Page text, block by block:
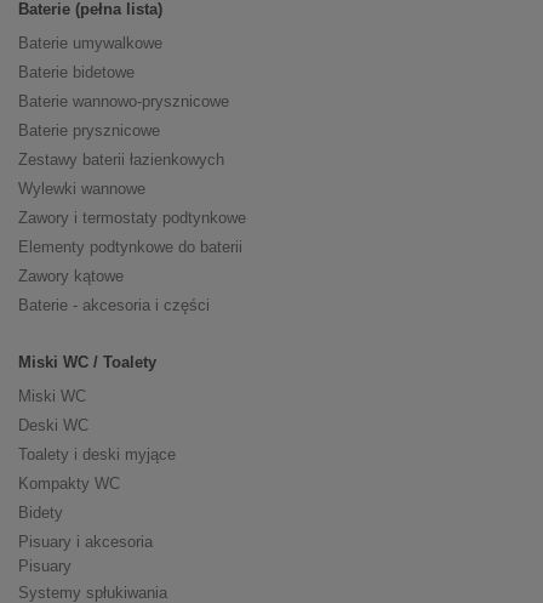
Baterie (pełna lista)
Baterie umywalkowe
Baterie bidetowe
Baterie wannowo-prysznicowe
Baterie prysznicowe
Zestawy baterii łazienkowych
Wylewki wannowe
Zawory i termostaty podtynkowe
Elementy podtynkowe do baterii
Zawory kątowe
Baterie - akcesoria i części
Miski WC / Toalety
Miski WC
Deski WC
Toalety i deski myjące
Kompakty WC
Bidety
Pisuary i akcesoria
Pisuary
Systemy spłukiwania